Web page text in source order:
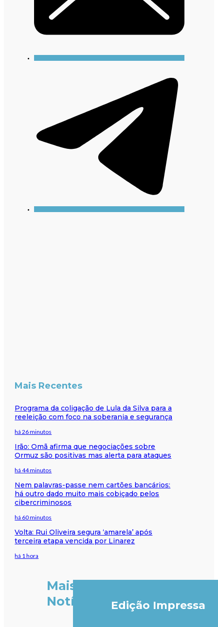
Mais Recentes
Programa da coligação de Lula da Silva para a
reeleição com foco na soberania e segurança
há 26 minutos
Irão: Omã afirma que negociações sobre
Ormuz são positivas mas alerta para ataques
há 44 minutos
Nem palavras-passe nem cartões bancários:
há outro dado muito mais cobiçado pelos
cibercriminosos
há 60 minutos
Volta: Rui Oliveira segura ‘amarela’ após
terceira etapa vencida por Linarez
há 1 hora
Mais
Notícias
Edição Impressa